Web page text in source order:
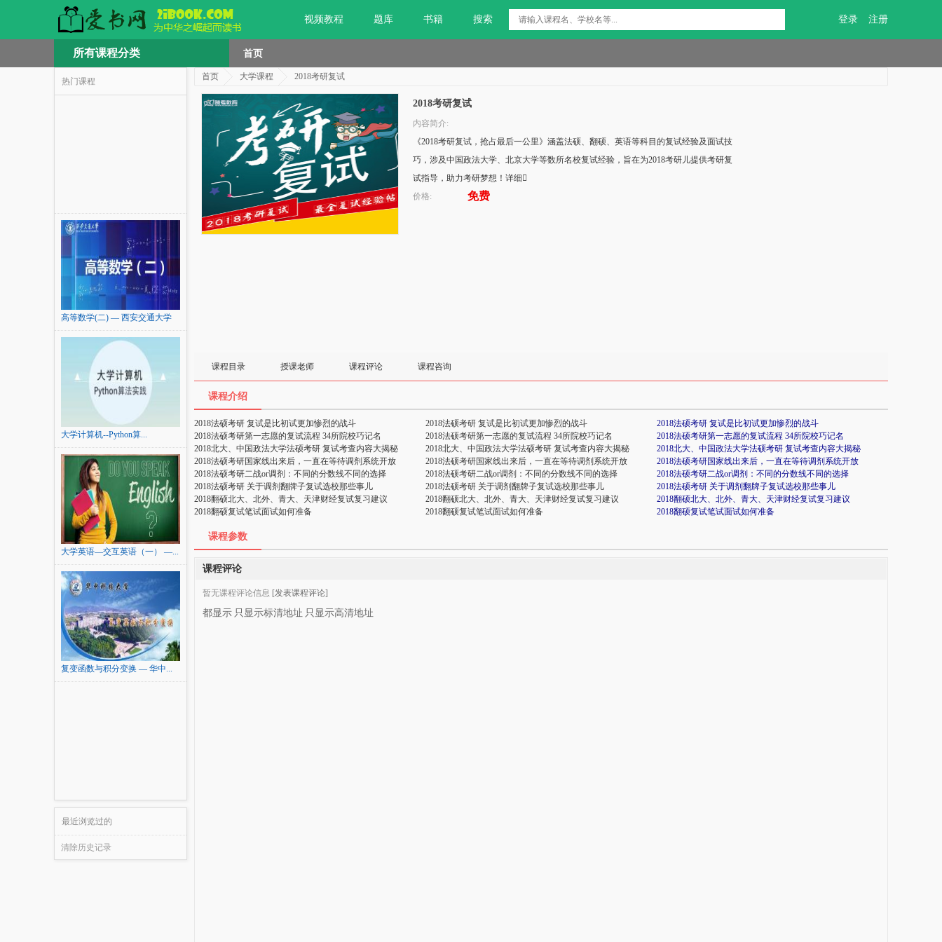
视频教程 题库 书籍 搜索 登录 注册
所有课程分类 首页
热门课程
高等数学(二) — 西安交通大学
大学计算机--Python算...
大学英语—交互英语（一） —...
复变函数与积分变换 — 华中...
最近浏览过的
清除历史记录
首页 大学课程 2018考研复试
2018考研复试
内容简介:
《2018考研复试，抢占最后一公里》涵盖法硕、翻硕、英语等科目的复试经验及面试技
巧，涉及中国政法大学、北京大学等数所名校复试经验，旨在为2018考研儿提供考研复
试指导，助力考研梦想！详细
价格:
免费
课程目录 授课老师 课程评论 课程咨询
课程介绍
2018法硕考研 复试是比初试更加惨烈的战斗 2018法硕考研 复试是比初试更加惨烈的战斗
2018法硕考研 复试是比初试更加惨烈的战斗
2018法硕考研第一志愿的复试流程 34所院校巧记名
2018法硕考研第一志愿的复试流程 34所院校巧记名
2018法硕考研第一志愿的复试流程 34所院校巧记名
2018北大、中国政法大学法硕考研 复试考查内容大揭秘
2018北大、中国政法大学法硕考研 复试考查内容大揭秘
2018北大、中国政法大学法硕考研 复试考查内容大揭秘
2018法硕考研国家线出来后，一直在等待调剂系统开放
2018法硕考研国家线出来后，一直在等待调剂系统开放
2018法硕考研国家线出来后，一直在等待调剂系统开放
2018法硕考研二战or调剂：不同的分数线不同的选择
2018法硕考研二战or调剂：不同的分数线不同的选择
2018法硕考研二战or调剂：不同的分数线不同的选择
2018法硕考研 关于调剂翻牌子复试选校那些事儿
2018法硕考研 关于调剂翻牌子复试选校那些事儿
2018法硕考研 关于调剂翻牌子复试选校那些事儿
2018翻硕北大、北外、青大、天津财经复试复习建议
2018翻硕北大、北外、青大、天津财经复试复习建议
2018翻硕北大、北外、青大、天津财经复试复习建议
2018翻硕复试笔试面试如何准备
2018翻硕复试笔试面试如何准备 2018翻硕复试笔试面试如何准备
课程参数
课程评论
暂无课程评论信息 [发表课程评论]
都显示 只显示标清地址 只显示高清地址